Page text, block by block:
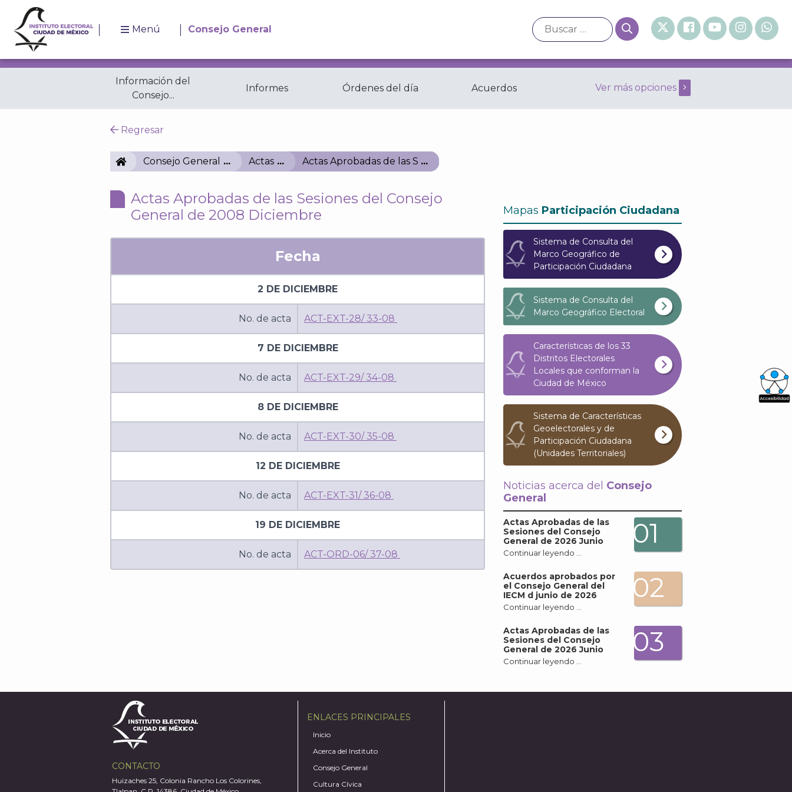
Menú Consejo General
Información del
Consejo...
Informes Órdenes del día Acuerdos
Resoluciones
Ver más opciones
Regresar
IECMConsejo General Actas Actas Aprobadas de las Sesiones del Consejo General de 2008 Diciembre
Actas Aprobadas de las Sesiones del Consejo
General de 2008 Diciembre
Fecha
2 DE DICIEMBRE
No. de acta ACT-EXT-28/ 33-08
7 DE DICIEMBRE
No. de acta ACT-EXT-29/ 34-08
8 DE DICIEMBRE
No. de acta ACT-EXT-30/ 35-08
12 DE DICIEMBRE
No. de acta ACT-EXT-31/ 36-08
19 DE DICIEMBRE
No. de acta ACT-ORD-06/ 37-08
Mapas Participación Ciudadana
Sistema de Consulta del
Marco Geográfico de
Participación Ciudadana
Sistema de Consulta del
Marco Geográfico Electoral
Características de los 33
Distritos Electorales
Locales que conforman la
Ciudad de México
Sistema de Características
Geoelectorales y de
Participación Ciudadana
(Unidades Territoriales)
Noticias acerca del Consejo
General
Actas Aprobadas de las
Sesiones del Consejo
General de 2026 Junio
Continuar leyendo …
01
Acuerdos aprobados por
el Consejo General del
IECM d junio de 2026
Continuar leyendo …
02
Actas Aprobadas de las
Sesiones del Consejo
General de 2026 Junio
Continuar leyendo …
03
CONTACTO
Huizaches 25, Colonia Rancho Los Colorines,
ENLACES PRINCIPALES
Inicio
Acerca del Instituto
Consejo General
Cultura Cívica